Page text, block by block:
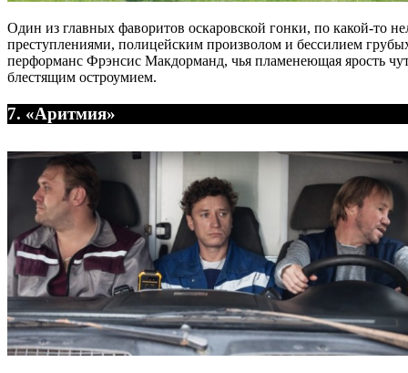
Один из главных фаворитов оскаровской гонки, по какой-то
преступлениями, полицейским произволом и бессилием
перформанс Фрэнсис Макдорманд, чья пламенеющая ярость
блестящим остроумием.
7. «Аритмия»